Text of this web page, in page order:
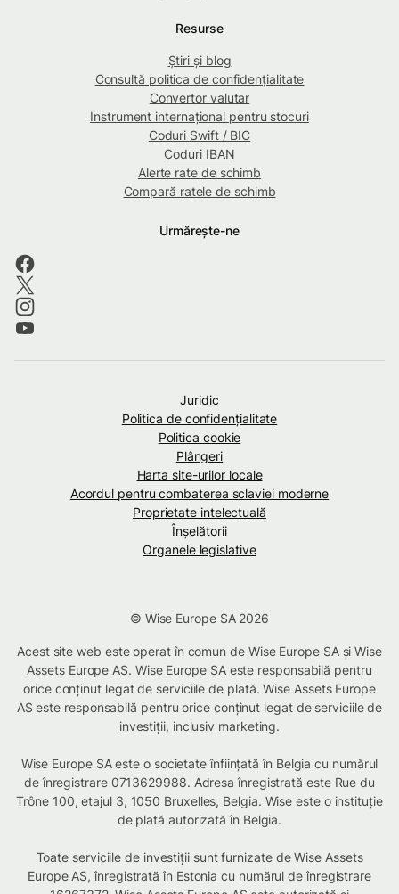
Resurse
Știri și blog
Consultă politica de confidențialitate
Convertor valutar
Instrument internațional pentru stocuri
Coduri Swift / BIC
Coduri IBAN
Alerte rate de schimb
Compară ratele de schimb
Urmărește-ne
Juridic
Politica de confidenţialitate
Politica cookie
Plângeri
Harta site-urilor locale
Acordul pentru combaterea sclaviei moderne
Proprietate intelectuală
Înșelătorii
Organele legislative
© Wise Europe SA 2026
Acest site web este operat în comun de Wise Europe SA și Wise
Assets Europe AS. Wise Europe SA este responsabilă pentru
orice conținut legat de serviciile de plată. Wise Assets Europe
AS este responsabilă pentru orice conținut legat de serviciile de
investiții, inclusiv marketing.
Wise Europe SA este o societate înființată în Belgia cu numărul
de înregistrare 0713629988. Adresa înregistrată este Rue du
Trône 100, etajul 3, 1050 Bruxelles, Belgia. Wise este o instituție
de plată autorizată în Belgia.
Toate serviciile de investiții sunt furnizate de Wise Assets
Europe AS, înregistrată în Estonia cu numărul de înregistrare